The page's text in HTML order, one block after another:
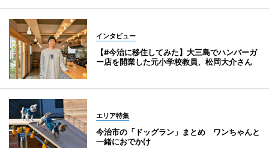
インタビュー
【#今治に移住してみた】大三島でハンバーガ
ー店を開業した元小学校教員、松岡大介さん
エリア特集
今治市の「ドッグラン」まとめ ワンちゃんと
一緒におでかけ